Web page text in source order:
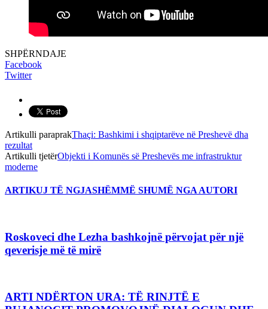
SHPËRNDAJE
Facebook
Twitter
Artikulli paraprakThaçi: Bashkimi i shqiptarëve në Preshevë dha
rezultat
Artikulli tjetërObjekti i Komunës së Preshevës me infrastruktur
moderne
ARTIKUJ TË NGJASHËMMË SHUMË NGA AUTORI
Roskoveci dhe Lezha bashkojnë përvojat për një
qeverisje më të mirë
ARTI NDËRTON URA: TË RINJTË E